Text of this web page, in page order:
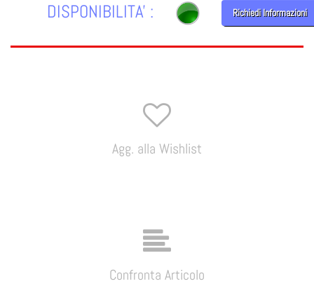
DISPONIBILITA' : Richiedi Informazioni
Agg. alla Wishlist
Confronta Articolo